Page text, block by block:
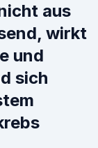
aus
wirkt
und
sich